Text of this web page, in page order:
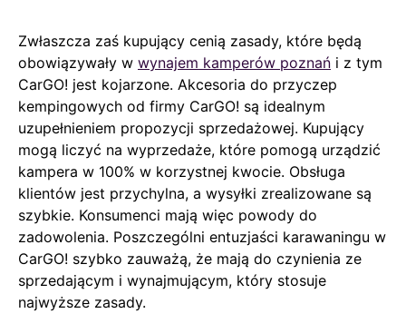
Zwłaszcza zaś kupujący cenią zasady, które będą
obowiązywały w wynajem kamperów poznań i z tym
CarGO! jest kojarzone. Akcesoria do przyczep
kempingowych od firmy CarGO! są idealnym
uzupełnieniem propozycji sprzedażowej. Kupujący
mogą liczyć na wyprzedaże, które pomogą urządzić
kampera w 100% w korzystnej kwocie. Obsługa
klientów jest przychylna, a wysyłki zrealizowane są
szybkie. Konsumenci mają więc powody do
zadowolenia. Poszczególni entuzjaści karawaningu w
CarGO! szybko zauważą, że mają do czynienia ze
sprzedającym i wynajmującym, który stosuje
najwyższe zasady.